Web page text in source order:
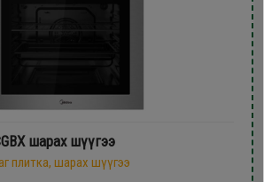
шарах шүүгээ
плитка, шарах шүүгээ